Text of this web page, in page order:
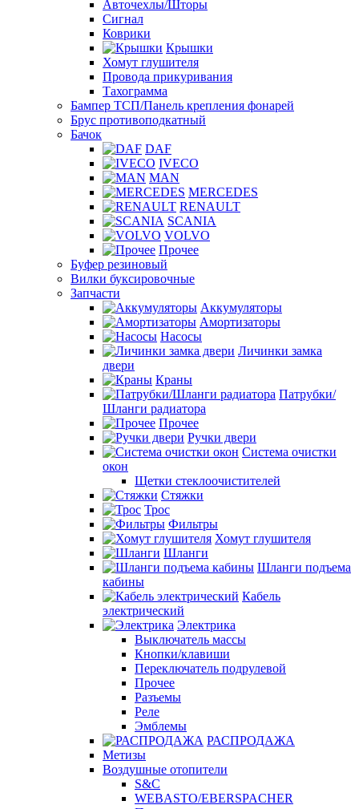
Авточехлы/Шторы
Сигнал
Коврики
Крышки
Хомут глушителя
Провода прикуривания
Тахограмма
Бампер ТСП/Панель крепления фонарей
Брус противоподкатный
Бачок
DAF
IVECO
MAN
MERCEDES
RENAULT
SCANIA
VOLVO
Прочее
Буфер резиновый
Вилки буксировочные
Запчасти
Аккумуляторы
Амортизаторы
Насосы
Личинки замка
двери
Краны
Патрубки/
Шланги радиатора
Прочее
Ручки двери
Система очистки
окон
Щетки стеклоочистителей
Стяжки
Трос
Фильтры
Хомут глушителя
Шланги
Шланги подъема
кабины
Кабель
электрический
Электрика
Выключатель массы
Кнопки/клавиши
Переключатель подрулевой
Прочее
Разъемы
Реле
Эмблемы
РАСПРОДАЖА
Метизы
Воздушные отопители
S&C
WEBASTO/EBERSPACHER